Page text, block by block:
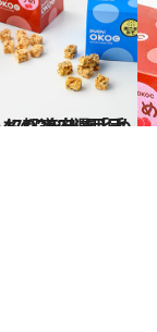
グルメ」2024 “西日本の旨いもの”を総まとめ